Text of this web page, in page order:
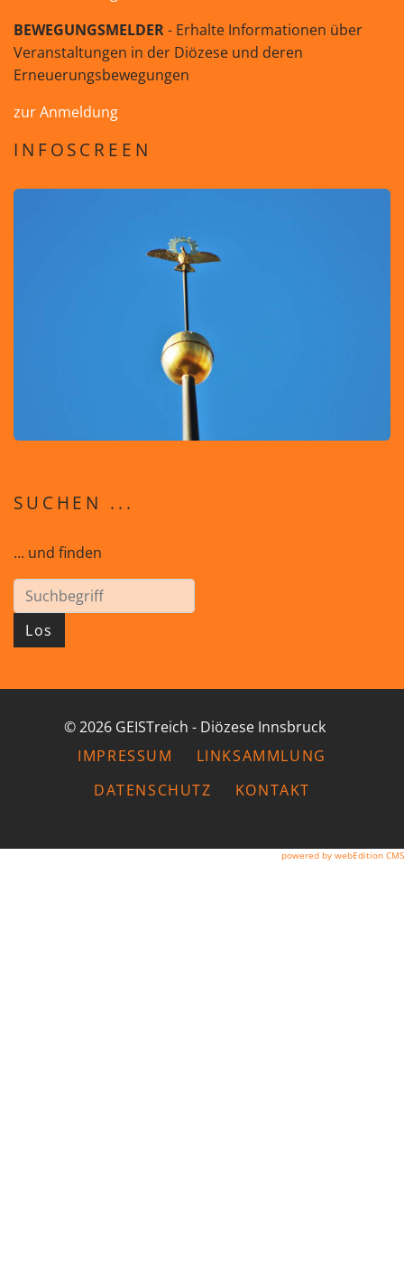
BEWEGUNGSMELDER- Erhalte Informationen über
Veranstaltungen in der Diözese und deren
Erneuerungsbewegungen
zur Anmeldung
INFOSCREEN
SUCHEN ...
... und finden
Los
© 2026 GEISTreich - Diözese Innsbruck
IMPRESSUM
LINKSAMMLUNG
DATENSCHUTZ
KONTAKT
powered by webEdition CMS